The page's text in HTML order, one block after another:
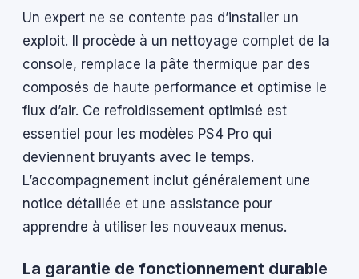
Un expert ne se contente pas d’installer un
exploit. Il procède à un nettoyage complet de la
console, remplace la pâte thermique par des
composés de haute performance et optimise le
flux d’air. Ce refroidissement optimisé est
essentiel pour les modèles PS4 Pro qui
deviennent bruyants avec le temps.
L’accompagnement inclut généralement une
notice détaillée et une assistance pour
apprendre à utiliser les nouveaux menus.
La garantie de fonctionnement durable